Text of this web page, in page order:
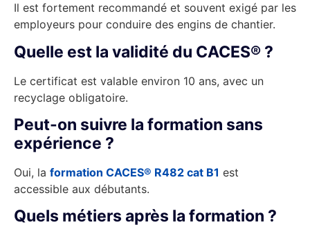
Il est fortement recommandé et souvent exigé par les
employeurs pour conduire des engins de chantier.
Quelle est la validité du CACES® ?
Le certificat est valable environ 10 ans, avec un
recyclage obligatoire.
Peut-on suivre la formation sans
expérience ?
Oui, la formation CACES® R482 cat B1 est
accessible aux débutants.
Quels métiers après la formation ?